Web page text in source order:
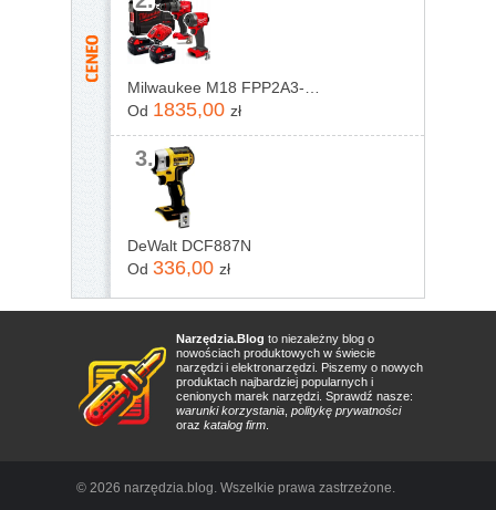
Od 1835,00 zł
3.
DeWalt DCF887N
Od 336,00 zł
Narzędzia.Blog to niezależny blog o
nowościach produktowych w świecie
narzędzi i elektronarzędzi. Piszemy o nowych
produktach najbardziej popularnych i
cenionych marek narzędzi. Sprawdź nasze:
warunki korzystania politykę prywatności
oraz katalog firm
© 2026 narzędzia.blog. Wszelkie prawa zastrzeżone.